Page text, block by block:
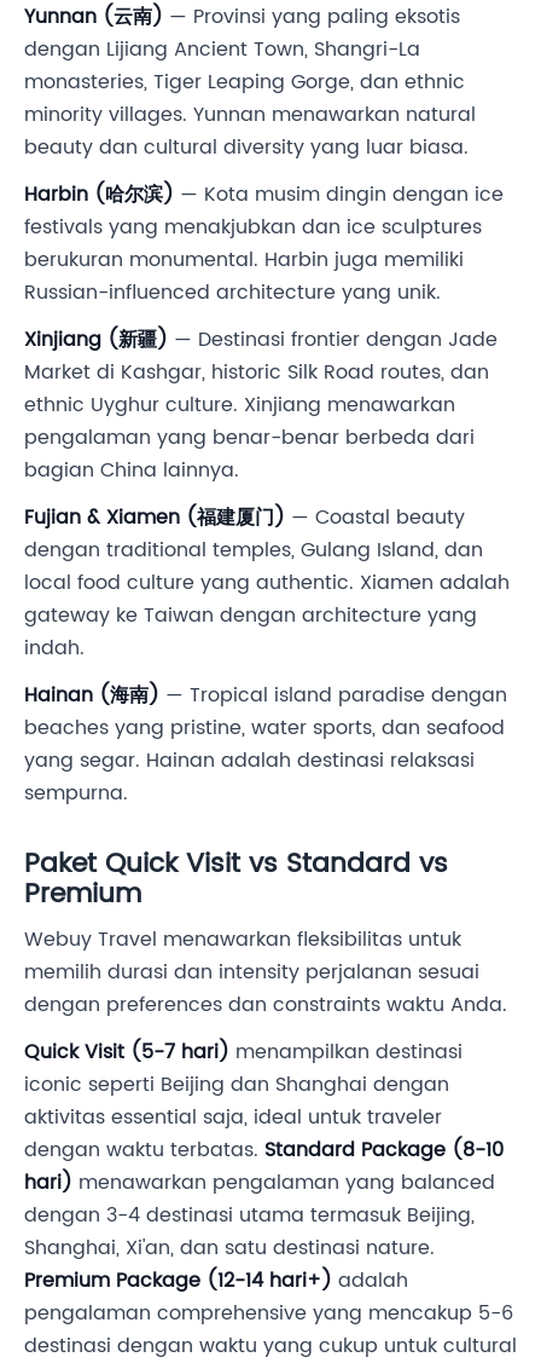
Yunnan (云南) — Provinsi yang paling eksotis
dengan Lijiang Ancient Town, Shangri-La
monasteries, Tiger Leaping Gorge, dan ethnic
minority villages. Yunnan menawarkan natural
beauty dan cultural diversity yang luar biasa.
Harbin (哈尔滨) — Kota musim dingin dengan ice
festivals yang menakjubkan dan ice sculptures
berukuran monumental. Harbin juga memiliki
Russian-influenced architecture yang unik.
Xinjiang (新疆) — Destinasi frontier dengan Jade
Market di Kashgar, historic Silk Road routes, dan
ethnic Uyghur culture. Xinjiang menawarkan
pengalaman yang benar-benar berbeda dari
bagian China lainnya.
Fujian & Xiamen (福建厦门) — Coastal beauty
dengan traditional temples, Gulang Island, dan
local food culture yang authentic. Xiamen adalah
gateway ke Taiwan dengan architecture yang
indah.
Hainan (海南) — Tropical island paradise dengan
beaches yang pristine, water sports, dan seafood
yang segar. Hainan adalah destinasi relaksasi
sempurna.
Paket Quick Visit vs Standard vs
Premium
Webuy Travel menawarkan fleksibilitas untuk
memilih durasi dan intensity perjalanan sesuai
dengan preferences dan constraints waktu Anda.
Quick Visit (5-7 hari) menampilkan destinasi
iconic seperti Beijing dan Shanghai dengan
aktivitas essential saja, ideal untuk traveler
dengan waktu terbatas. Standard Package (8-10
hari) menawarkan pengalaman yang balanced
dengan 3-4 destinasi utama termasuk Beijing,
Shanghai, Xi'an, dan satu destinasi nature.
Premium Package (12-14 hari+) adalah
pengalaman comprehensive yang mencakup 5-6
destinasi dengan waktu yang cukup untuk cultural